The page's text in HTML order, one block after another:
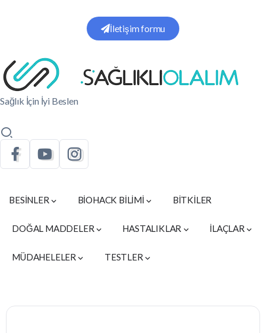
İletişim formu
Sağlık İçin İyi Beslen
BESİNLER BİOHACK BİLİMİ BİTKİLER
DOĞAL MADDELER HASTALIKLAR İLAÇLAR
MÜDAHELELER TESTLER